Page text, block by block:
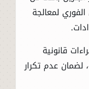
لمعالجة
قانونية
لضمان عدم تكرار